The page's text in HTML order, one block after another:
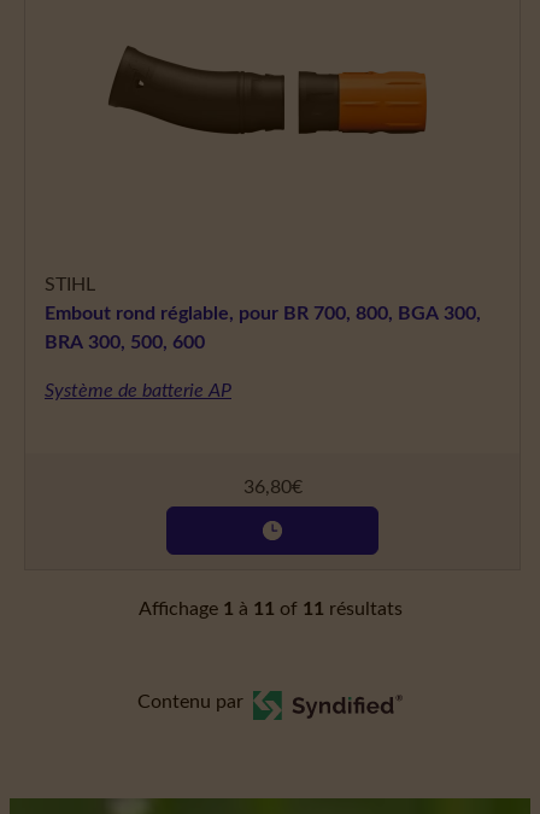
STIHL
Embout rond réglable, pour BR 700, 800, BGA 300,
BRA 300, 500, 600
Système de batterie AP
36,80€
Affichage 1 à 11 of 11 résultats
Contenu par